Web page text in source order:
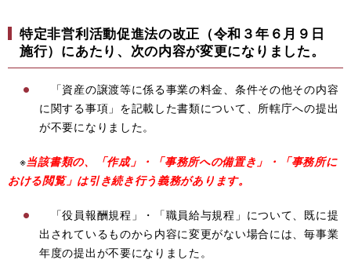
特定非営利活動促進法の改正（令和３年６月９日
施行）にあたり、次の内容が変更になりました。
「資産の譲渡等に係る事業の料金、条件その他その内容
に関する事項」を記載した書類について、所轄庁への提出
が不要になりました。
※当該書類の、「作成」・「事務所への備置き」・「事務所に
おける閲覧」は引き続き行う義務があります。
「役員報酬規程」・「職員給与規程」について、既に提
出されているものから内容に変更がない場合には、毎事業
年度の提出が不要になりました。